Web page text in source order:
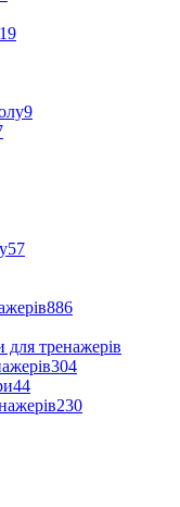
19
9
57
886
для тренажерів
304
44
230